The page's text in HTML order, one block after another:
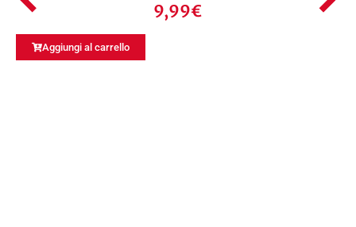
9,99€
Aggiungi al carrello